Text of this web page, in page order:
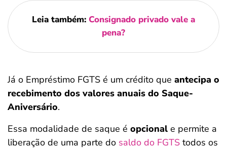
Leia também: Consignado privado vale a
pena?
Já o Empréstimo FGTS é um crédito que antecipa o
recebimento dos valores anuais do Saque-
Aniversário.
Essa modalidade de saque é opcional e permite a
liberação de uma parte do saldo do FGTS todos os